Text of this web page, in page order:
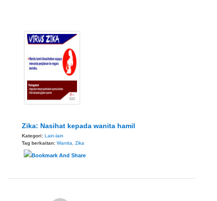
Zika: Nasihat kepada wanita hamil
Kategori: Lain-lain
Tag berkaitan: Wanita Zika